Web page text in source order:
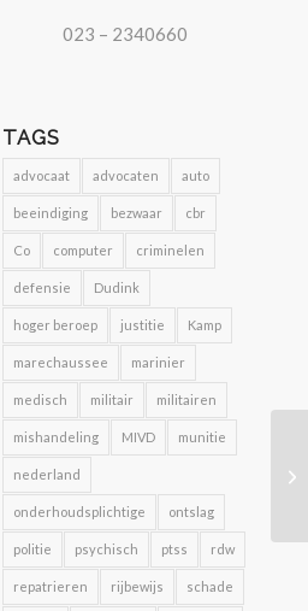
023 – 2340660
TAGS
advocaat advocaten auto
beeindiging bezwaar cbr
Co computer criminelen
defensie Dudink
hoger beroep justitie Kamp
marechaussee marinier
medisch militair militairen
mishandeling MIVD munitie
nederland
onderhoudsplichtige ontslag
politie psychisch ptss rdw
repatrieren rijbewijs schade